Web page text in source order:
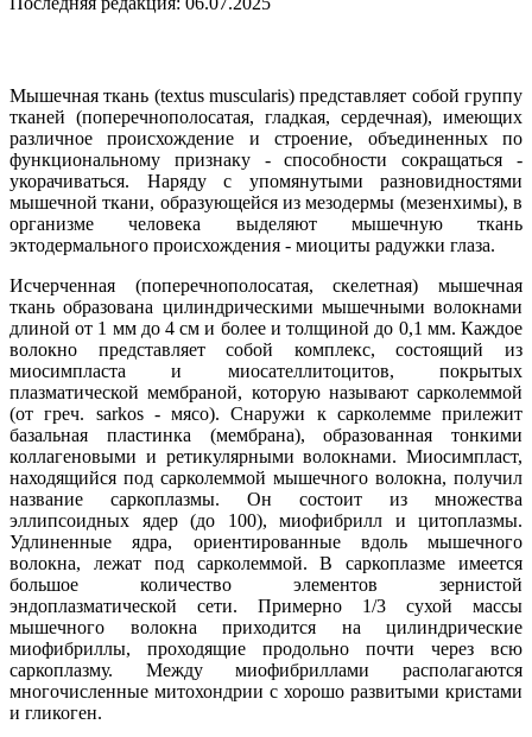
Мышечная ткань (textus muscularis) представляет собой группу
тканей (поперечнополосатая, гладкая, сердечная), имеющих
различное происхождение и строение, объединенных по
функциональному признаку - способности сокращаться -
укорачиваться. Наряду с упомянутыми разновидностями
мышечной ткани, образующейся из мезодермы (мезенхимы), в
организме человека выделяют мышечную ткань
эктодермального происхождения - миоциты радужки глаза.
Исчерченная (поперечнополосатая, скелетная) мышечная
ткань образована цилиндрическими мышечными волокнами
длиной от 1 мм до 4 см и более и толщиной до 0,1 мм. Каждое
волокно представляет собой комплекс, состоящий из
миосимпласта и миосателлитоцитов, покрытых
плазматической мембраной, которую называют сарколеммой
(от греч. sarkos - мясо). Снаружи к сарколемме прилежит
базальная пластинка (мембрана), образованная тонкими
коллагеновыми и ретикулярными волокнами. Миосимпласт,
находящийся под сарколеммой мышечного волокна, получил
название саркоплазмы. Он состоит из множества
эллипсоидных ядер (до 100), миофибрилл и цитоплазмы.
Удлиненные ядра, ориентированные вдоль мышечного
волокна, лежат под сарколеммой. В саркоплазме имеется
большое количество элементов зернистой
эндоплазматической сети. Примерно 1/3 сухой массы
мышечного волокна приходится на цилиндрические
миофибриллы, проходящие продольно почти через всю
саркоплазму. Между миофибриллами располагаются
многочисленные митохондрии с хорошо развитыми кристами
и гликоген.